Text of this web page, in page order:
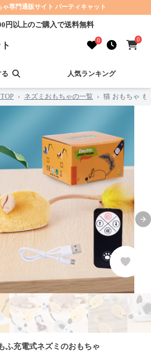
ゃ専門通販サイト パーティキャット
円以上のご購入で送料無料
0 0
人気ランキング
› ネズミおもちゃの一覧 › 猫 おもちゃ も
ふ充電式ネズミのおもちゃ